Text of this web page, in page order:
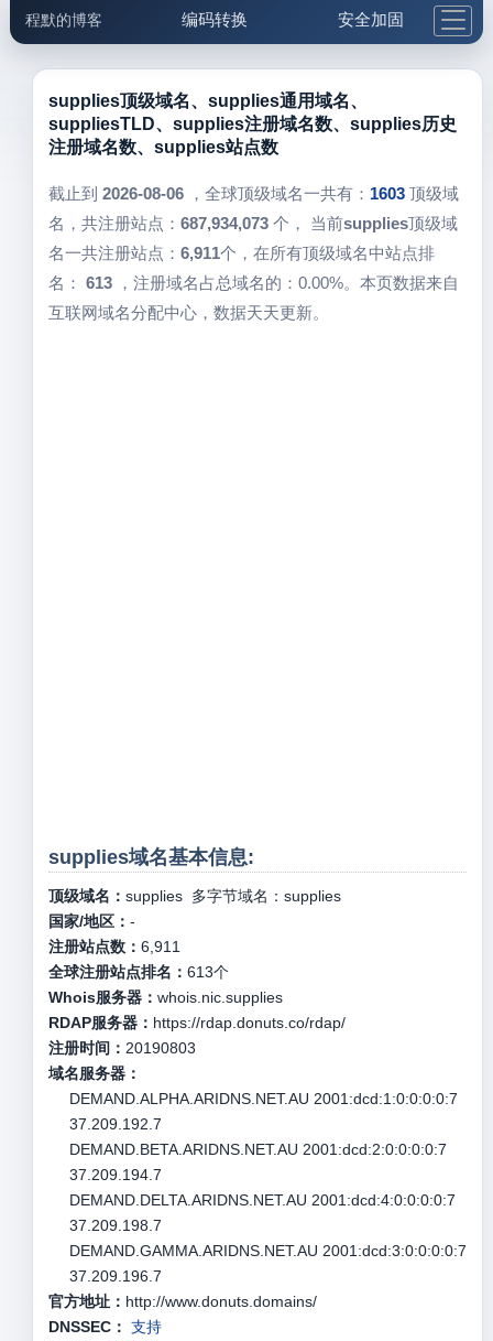
程默的博客 编码转换 安全加固
邮件工具 生活便民 更多工具
5.1支付宝大红包
supplies顶级域名、supplies通用域名、
suppliesTLD、supplies注册域名数、supplies历史
注册域名数、supplies站点数
截止到 2026-08-06，全球顶级域名一共有： 1603 顶级域
名，共注册站点： 687,934,073 个， 当前supplies顶级域
名一共注册站点： 6,911个，在所有顶级域名中站点排
名： 613，注册域名占总域名的：0.00%。本页数据来自
互联网域名分配中心，数据天天更新。
supplies域名基本信息:
顶级域名： supplies多字节域名： supplies
国家/地区： -
注册站点数： 6,911
全球注册站点排名： 613个
Whois服务器： whois.nic.supplies
RDAP服务器： https://rdap.donuts.co/rdap/
注册时间： 20190803
域名服务器：
DEMAND.ALPHA.ARIDNS.NET.AU 2001:dcd:1:0:0:0:0:7
37.209.192.7
DEMAND.BETA.ARIDNS.NET.AU 2001:dcd:2:0:0:0:0:7
37.209.194.7
DEMAND.DELTA.ARIDNS.NET.AU 2001:dcd:4:0:0:0:0:7
37.209.198.7
DEMAND.GAMMA.ARIDNS.NET.AU 2001:dcd:3:0:0:0:0:7
37.209.196.7
官方地址： http://www.donuts.domains/
DNSSEC： 支持